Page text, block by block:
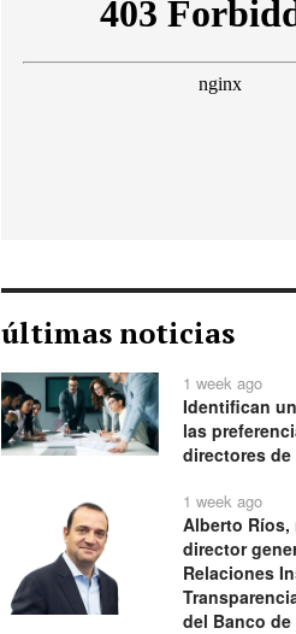
últimas noticias
1 week ago
Identifican
las
directores
1 week ago
Alberto Ríos,
director
Relaciones
del Banco de